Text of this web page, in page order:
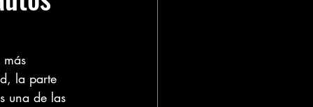
la parte
una de las